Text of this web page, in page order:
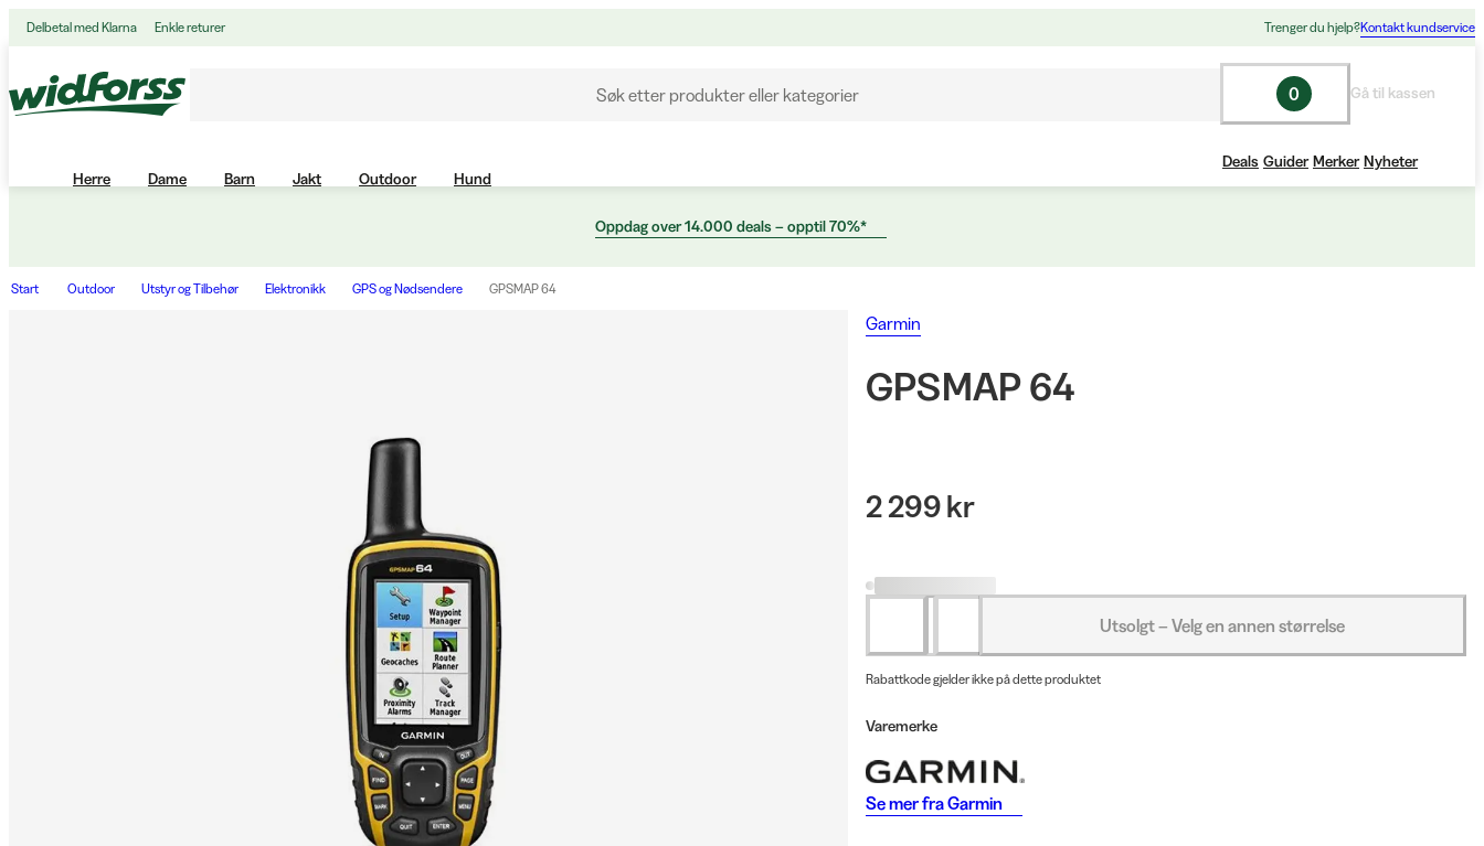
Delbetal med Klarna Enkle returer Trenger du hjelp?Kontakt kundservice
Søk etter produkter eller kategorier 0 Gå til kassen
Herre Dame Barn Jakt Outdoor Hund
Deals Guider Merker Nyheter
Oppdag over 14.000 deals – opptil 70%*
Start Outdoor Utstyr og Tilbehør Elektronikk GPS og Nødsendere GPSMAP 64
Garmin
GPSMAP 64
2 299 kr
Utsolgt – Velg en annen størrelse
Rabattkode gjelder ikke på dette produktet
Varemerke
Se mer fraGarmin